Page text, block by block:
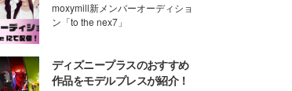
moxymill新メンバーオーディショ
ン「to the nex7」
ディズニープラスのおすすめ
作品をモデルプレスが紹介！